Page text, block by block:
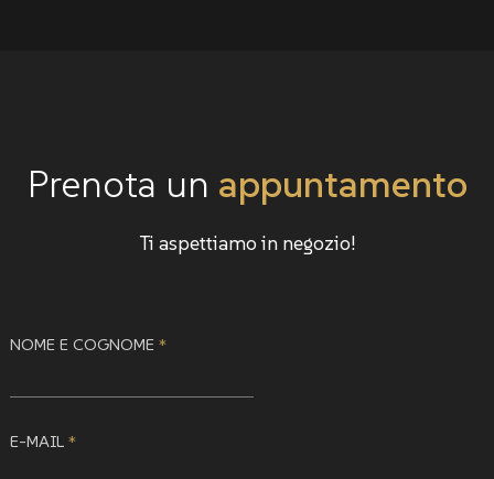
Prenota un appuntamento
Ti aspettiamo in negozio!
NOME E COGNOME *
E-MAIL *